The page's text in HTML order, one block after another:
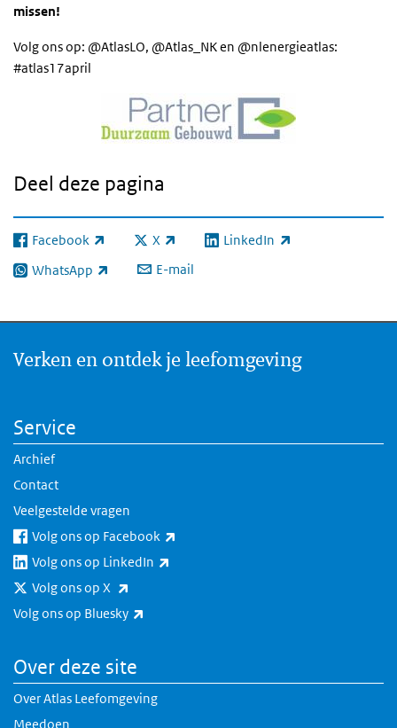
missen!
Volg ons op: @AtlasLO, @Atlas_NK en @nlenergieatlas:
#atlas17april
Deel deze pagina
Facebook
(externe link) X
(externe link) LinkedIn
(externe link)
WhatsApp
(externe link) E-mail
Verken en ontdek je leefomgeving
Service
Archief
Contact
Veelgestelde vragen
Volg ons op Facebook
Volg ons op LinkedIn
Volg ons op X
Volg ons op Bluesky
Over deze site
Over Atlas Leefomgeving
Meedoen